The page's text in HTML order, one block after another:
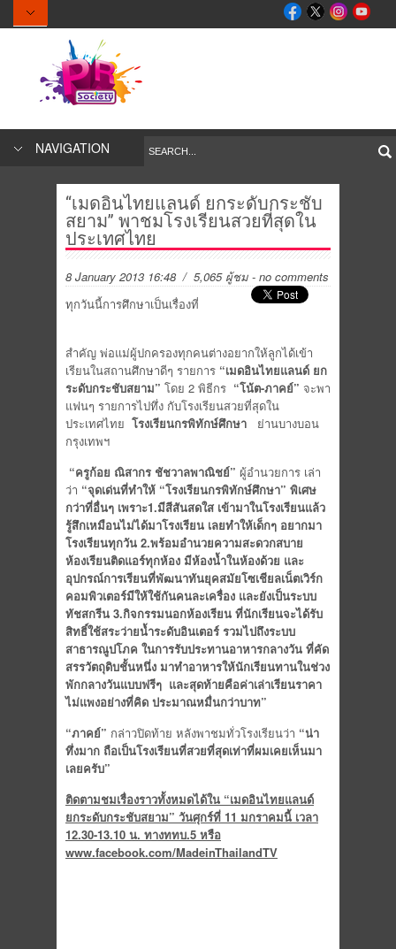
NAVIGATION
“เมดอินไทยแลนด์ ยกระดับกระชับ
สยาม” พาชมโรงเรียนสวยที่สุดใน
ประเทศไทย
8 January 2013 16:48 / 5,065 ผู้ชม - no comments
ทุกวันนี้การศึกษาเป็นเรื่องที่
สำคัญ พ่อแม่ผู้ปกครองทุกคนต่างอยากให้ลูกได้เข้า
เรียนในสถานศึกษาดีๆ รายการ “เมดอินไทยแลนด์ ยก
ระดับกระชับสยาม” โดย 2 พิธีกร “โน้ต-ภาคย์” จะพา
แฟนๆ รายการไปทึ่ง กับโรงเรียนสวยที่สุดใน
ประเทศไทย โรงเรียนกรพิทักษ์ศึกษา
ย่านบางบอน
กรุงเทพฯ
“ครูก้อย ณิสากร ชัชวาลพาณิชย์” ผู้อำนวยการ เล่า
ว่า “จุดเด่นที่ทำให้ “โรงเรียนกรพิทักษ์ศึกษา” พิเศษ
กว่าที่อื่นๆ เพราะ1.มีสีสันสดใส เข้ามาในโรงเรียนแล้ว
รู้สึกเหมือนไม่ได้มาโรงเรียน เลยทำให้เด็กๆ อยากมา
โรงเรียนทุกวัน 2.พร้อมอำนวยความสะดวกสบาย
ห้องเรียนติดแอร์ทุกห้อง มีห้องน้ำในห้องด้วย และ
อุปกรณ์การเรียนที่พัฒนาทันยุคสมัยโซเชียลเน็ตเวิร์ก
คอมพิวเตอร์มีให้ใช้กันคนละเครื่อง และยังเป็นระบบ
ทัชสกรีน 3.กิจกรรมนอกห้องเรียน ที่นักเรียนจะได้รับ
สิทธิ์ใช้สระว่ายน้ำระดับอินเตอร์ รวมไปถึงระบบ
สาธารณูปโภค ในการรับประทานอาหารกลางวัน ที่คัด
สรรวัตถุดิบชั้นหนึ่ง มาทำอาหารให้นักเรียนทานในช่วง
พักกลางวันแบบฟรีๆ และสุดท้ายคือค่าเล่าเรียนราคา
ไม่แพงอย่างที่คิด ประมาณหมื่นกว่าบาท”
“ภาคย์” กล่าวปิดท้าย หลังพาชมทั่วโรงเรียนว่า “น่า
ทึ่งมาก ถือเป็นโรงเรียนที่สวยที่สุดเท่าที่ผมเคยเห็นมา
เลยครับ”
ติดตามชมเรื่องราวทั้งหมดได้ใน “เมดอินไทยแลนด์
ยกระดับกระชับสยาม” วันศุกร์ที่ 11 มกราคมนี้ เวลา
12.30-13.10 น. ทางททบ.5 หรือ
www.facebook.com/MadeinThailandTV